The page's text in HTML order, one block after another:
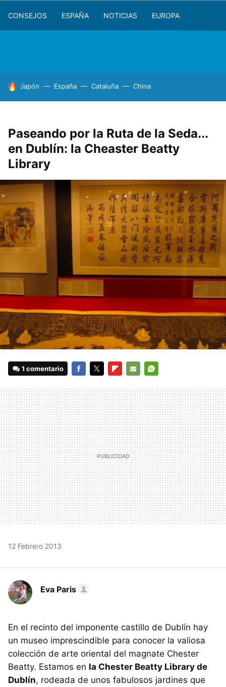
CONSEJOS ESPAÑA NOTICIAS EUROPA
HOY SE HABLA DE
Japón España Cataluña China
Paseando por la Ruta de la Seda...
en Dublín: la Cheaster Beatty
Library
1 comentario
MAIL
12 Febrero 2013
Eva Paris
En el recinto del imponente castillo de Dublín hay
un museo imprescindible para conocer la valiosa
colección de arte oriental del magnate Chester
Beatty. Estamos en la Chester Beatty Library de
Dublín, rodeada de unos fabulosos jardines que